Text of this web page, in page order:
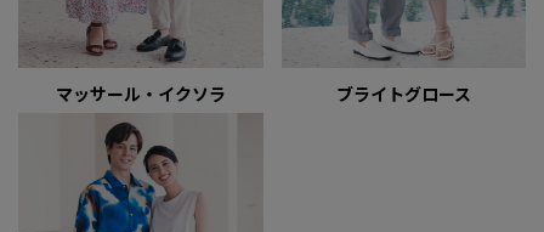
マッサール・イクソラ ブライトグロース